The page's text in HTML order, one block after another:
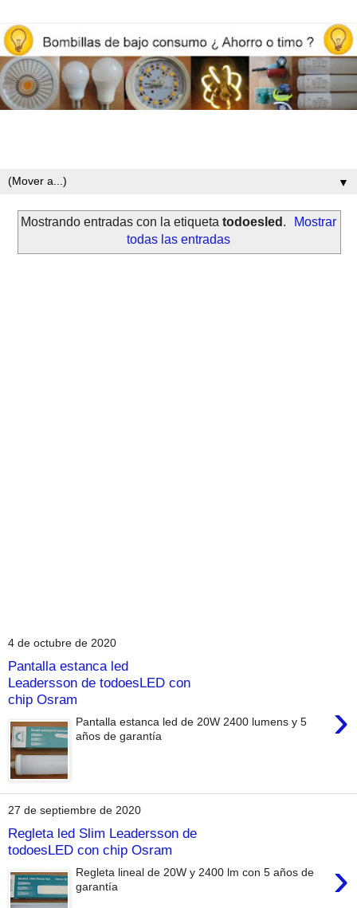
▼
Mostrando entradas con la etiqueta todoesled .
Mostrar
todas las entradas
4 de octubre de 2020
Pantalla estanca led
Leadersson de todoesLED con
chip Osram
›
Pantalla estanca led de 20W 2400 lumens y 5
años de garantía
27 de septiembre de 2020
Regleta led Slim Leadersson de
todoesLED con chip Osram
›
Regleta lineal de 20W y 2400 lm con 5 años de
garantía